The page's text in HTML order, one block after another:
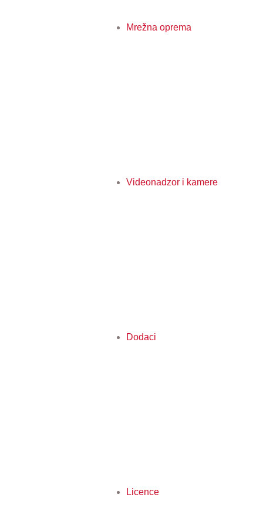
Mrežna oprema
Videonadzor i kamere
Dodaci
Licence